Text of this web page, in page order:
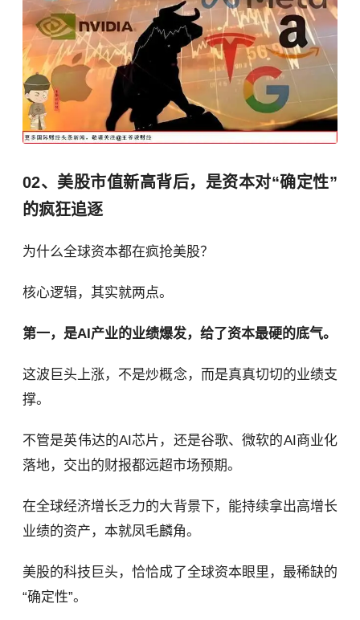
02、美股市值新高背后，是资本对“确定性”
的疯狂追逐
为什么全球资本都在疯抢美股？
核心逻辑，其实就两点。
第一，是AI产业的业绩爆发，给了资本最硬的底气。
这波巨头上涨，不是炒概念，而是真真切切的业绩支
撑。
不管是英伟达的AI芯片，还是谷歌、微软的AI商业化
落地，交出的财报都远超市场预期。
在全球经济增长乏力的大背景下，能持续拿出高增长
业绩的资产，本就凤毛麟角。
美股的科技巨头，恰恰成了全球资本眼里，最稀缺的
“确定性”。